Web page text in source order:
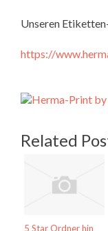
Unseren
https://
Related
5 Star Ordner hin